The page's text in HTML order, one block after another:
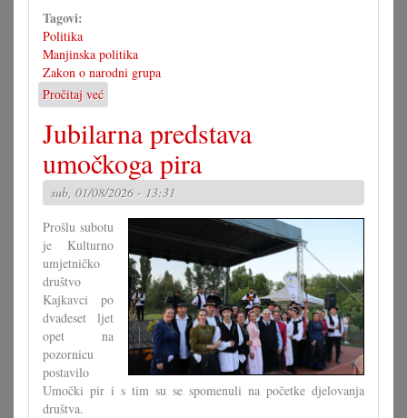
Tagovi:
Politika
Manjinska politika
Zakon o narodni grupa
Pročitaj već
Kako
bi
morao
izgledati
Zakon
o
narodni
grupa?
Jubilarna predstava
umočkoga pira
sub, 01/08/2026 - 13:31
Prošlu subotu
je Kulturno
umjetničko
društvo
Kajkavci po
dvadeset ljet
opet na
pozornicu
postavilo
Umočki pir i s tim su se spomenuli na početke djelovanja
društva.